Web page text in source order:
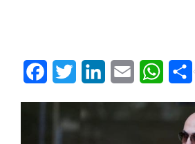
FacebookTwitter LinkedInEmail